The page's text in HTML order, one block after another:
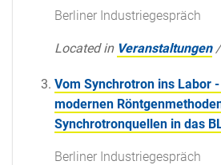
Berliner Industriegespräch
Located in Veranstaltungen
Vom Synchrotron ins Labor
modernen
Synchrotronquellen in das
Berliner Industriegespräch